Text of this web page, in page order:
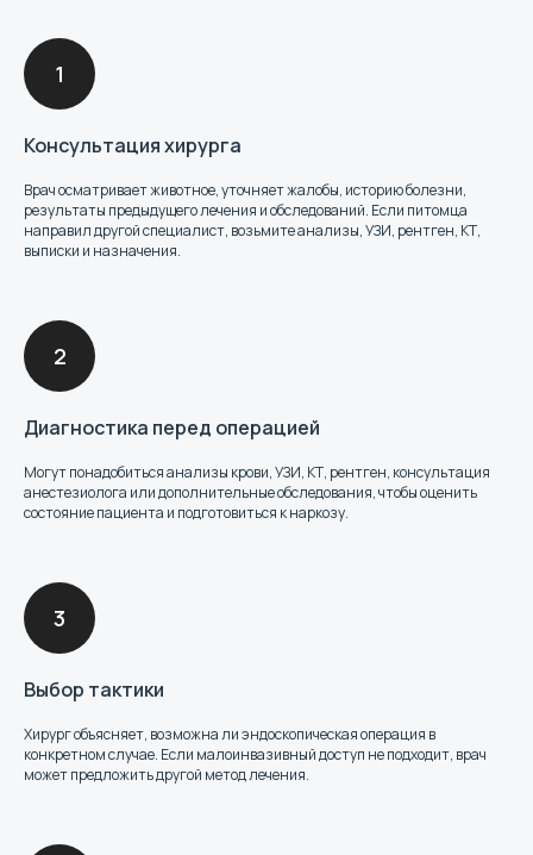
Консультация хирурга
Врач осматривает животное, уточняет жалобы, историю болезни,
результаты предыдущего лечения и обследований. Если питомца
направил другой специалист, возьмите анализы, УЗИ, рентген, КТ,
выписки и назначения.
Диагностика перед операцией
Могут понадобиться анализы крови, УЗИ, КТ, рентген, консультация
анестезиолога или дополнительные обследования, чтобы оценить
состояние пациента и подготовиться к наркозу.
Выбор тактики
Хирург объясняет, возможна ли эндоскопическая операция в
конкретном случае. Если малоинвазивный доступ не подходит, врач
может предложить другой метод лечения.